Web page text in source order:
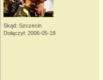
Skąd: Szczecin
Dołączył: 2006-05-18